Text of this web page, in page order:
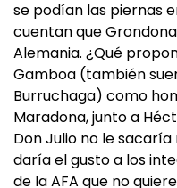
se podían las piernas
cuentan que
Alemania. ¿Qué
Gamboa (también
Burruchaga) como
Maradona, junto a
Don Julio no le
daría el gusto a los
de la AFA que no